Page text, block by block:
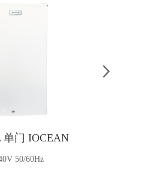
单门 IOCEAN
50/60Hz